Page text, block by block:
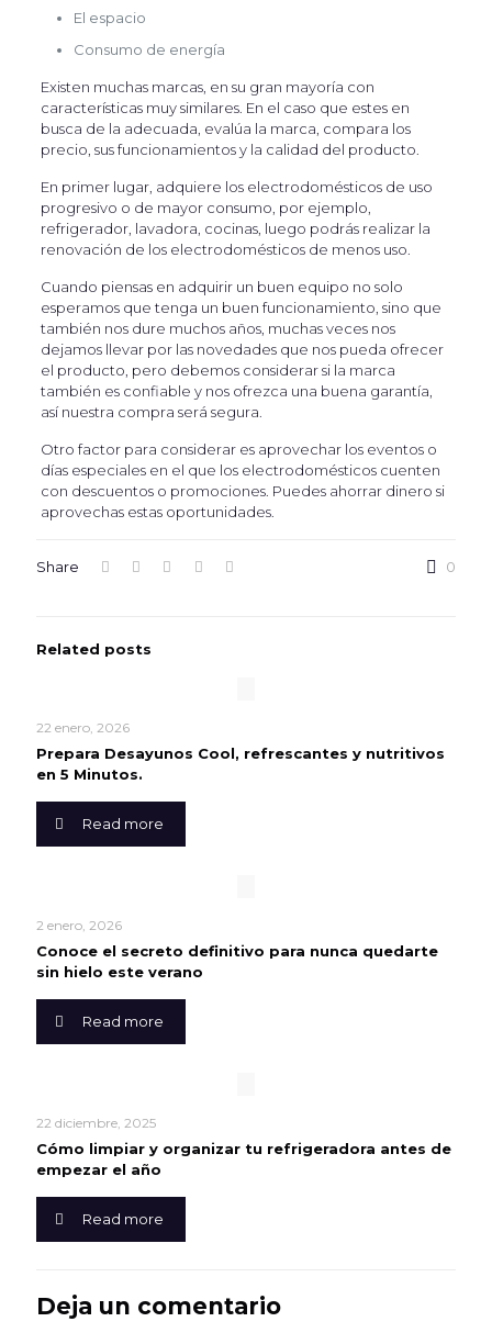
El espacio
Consumo de energía
Existen muchas marcas, en su gran mayoría con
características muy similares. En el caso que estes en
busca de la adecuada, evalúa la marca, compara los
precio, sus funcionamientos y la calidad del producto.
En primer lugar, adquiere los electrodomésticos de uso
progresivo o de mayor consumo, por ejemplo,
refrigerador, lavadora, cocinas, luego podrás realizar la
renovación de los electrodomésticos de menos uso.
Cuando piensas en adquirir un buen equipo no solo
esperamos que tenga un buen funcionamiento, sino que
también nos dure muchos años, muchas veces nos
dejamos llevar por las novedades que nos pueda ofrecer
el producto, pero debemos considerar si la marca
también es confiable y nos ofrezca una buena garantía,
así nuestra compra será segura.
Otro factor para considerar es aprovechar los eventos o
días especiales en el que los electrodomésticos cuenten
con descuentos o promociones. Puedes ahorrar dinero si
aprovechas estas oportunidades.
Share 0
Related posts
22 enero, 2026
Prepara Desayunos Cool, refrescantes y nutritivos
en 5 Minutos.
Read more
2 enero, 2026
Conoce el secreto definitivo para nunca quedarte
sin hielo este verano
Read more
22 diciembre, 2025
Cómo limpiar y organizar tu refrigeradora antes de
empezar el año
Read more
Deja un comentario